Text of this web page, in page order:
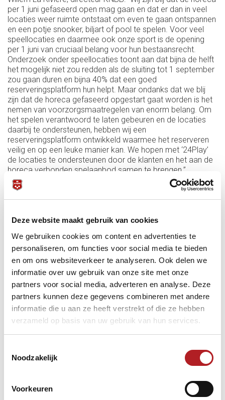
Deze website maakt gebruik van cookies
We gebruiken cookies om content en advertenties te
personaliseren, om functies voor social media te bieden
en om ons websiteverkeer te analyseren. Ook delen we
informatie over uw gebruik van onze site met onze
partners voor social media, adverteren en analyse. Deze
partners kunnen deze gegevens combineren met andere
informatie die u aan ze heeft verstrekt of die ze hebben
verzameld op basis van uw gebruik van hun services.
Noodzakelijk
Voorkeuren
per 1 juni gefaseerd open mag gaan en dat er dan in veel
locaties weer ruimte ontstaat om even te gaan ontspannen
en een potje snooker, biljart of pool te spelen. Voor veel
speellocaties en daarmee ook onze sport is de opening
per 1 juni van cruciaal belang voor hun bestaansrecht.
Onderzoek onder speellocaties toont aan dat bijna de helft
het mogelijk niet zou redden als de sluiting tot 1 september
zou gaan duren en bijna 40% dat een goed
reserveringsplatform hun helpt. Maar ondanks dat we blij
zijn dat de horeca gefaseerd opgestart gaat worden is het
nemen van voorzorgsmaatregelen van enorm belang. Om
het spelen verantwoord te laten gebeuren en de locaties
daarbij te ondersteunen, hebben wij een
reserveringsplatform ontwikkeld waarmee het reserveren
veilig en op een leuke manier kan. We hopen met ‘24Play’
de locaties te ondersteunen door de klanten en het aan de
horeca verbonden spelaanbod samen te brengen.”
sportmarketingbureau Sportunity. Niels Schut, directeur
al gauw de enorme uitdagingen waar de totale sport, maar
zeker de horecasporten tegenaan lopen. Middels het